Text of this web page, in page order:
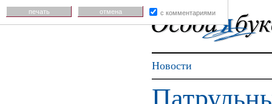
Новости
печать отмена с комментариями